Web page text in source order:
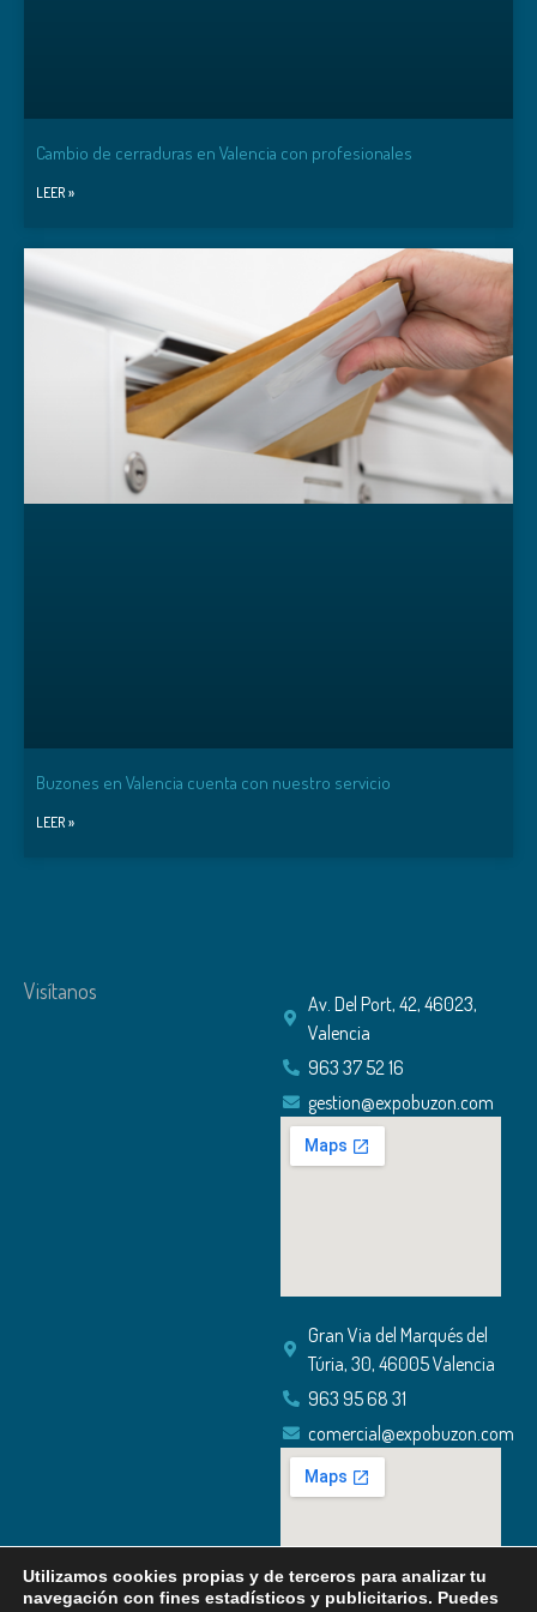
Cambio de cerraduras en Valencia con profesionales
LEER »
Buzones en Valencia cuenta con nuestro servicio
LEER »
Visítanos
Av. Del Port, 42, 46023,
Valencia
963 37 52 16
gestion@expobuzon.com
Gran Via del Marqués del
Túria, 30, 46005 Valencia
963 95 68 31
comercial@expobuzon.com
Utilizamos cookies propias y de terceros para analizar tu
navegación con fines estadísticos y publicitarios. Puedes